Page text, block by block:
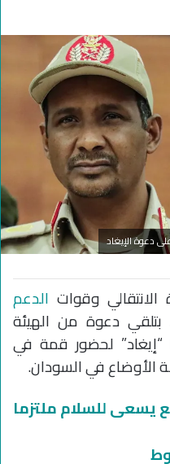
دعوة الإيغاد
وقوات الدعم
دعوة من الهيئة
“إيغاد” لحضور قمة في
الأوضاع في السودان.
يسعى للسلام ملتزما